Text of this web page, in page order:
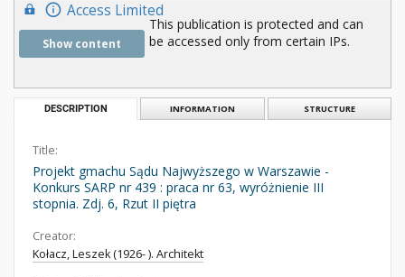
Access Limited
Show content
This publication is protected and can
be accessed only from certain IPs.
DESCRIPTION INFORMATION STRUCTURE
Title:
Projekt gmachu Sądu Najwyższego w Warszawie -
Konkurs SARP nr 439 : praca nr 63, wyróżnienie III
stopnia. Zdj. 6, Rzut II piętra
Creator:
Kołacz, Leszek (1926- ). Architekt